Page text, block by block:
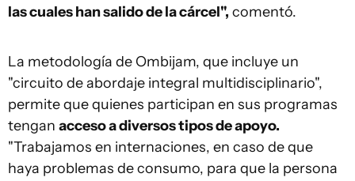
las cuales han salido de la cárcel", comentó.
La metodología de Ombijam, que incluye un
"circuito de abordaje integral multidisciplinario",
permite que quienes participan en sus programas
tengan acceso a diversos tipos de apoyo.
"Trabajamos en internaciones, en caso de que
haya problemas de consumo, para que la persona